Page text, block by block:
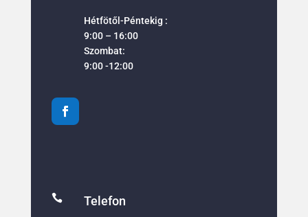
Hétfötől-Péntekig :
9:00 – 16:00
Szombat:
9:00 -12:00
 Telefon